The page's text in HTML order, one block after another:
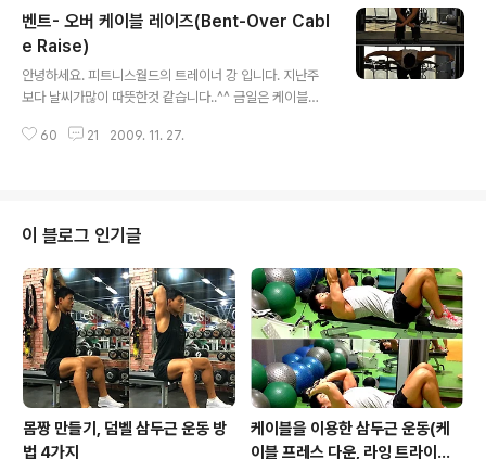
작들이 줄어들게 됩니다. 그 때문에 어깨 회전을 담당하는
소 근육인 회전근개가 운동부족에 빠져 버립니다. 어깨는
생각보다 많은 근육으로 둘러 싸여 있습니다. 근력운동을
할 때 사용하고 단련하는 삼각근의 안쪽에 회전근개라는
뼈에서 시작된 근육을 상완골에 부착시키는 극상근, 극하
벤트- 오버 케이블 레이즈(Bent-Over Cabl
e Raise)
안녕하세요. 피트니스월드의 트레이너 강 입니다. 지난주
보다 날씨가많이 따뜻한것 같습니다..^^ 금일은 케이블을
동은 벤트- 오버 케이블 레이즈라는 운동 입니다. 벤트-오
는 관절 입니다. 굴곡, 시전, 외전, 내전, 회내, 회외를 할수
있습니다. 삼각근은 세 개로 분리가 되며 전면, 측면, 후면
삼각근 이라고 말합니다. 전면 삼각근은 쇄골에 부착되어
팔을 앞으로 올릴때 사용이되며 중간삼각근(측면)견봉에
부착되어 팔을 바깥쪽으로 들어올리게 합니다. 후면 삼각
근은 견갑골에 부착되어 팔을 뒤로..
60 21 2009. 11. 27.
이 블로그 인기글
몸짱 만들기, 덤벨 삼두근 운동 방
법 4가지
케이블을 이용한 삼두근 운동(케
이블 프레스 다운, 라잉 트라이셉